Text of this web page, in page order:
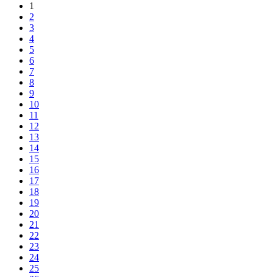
1
2
3
4
5
6
7
8
9
10
11
12
13
14
15
16
17
18
19
20
21
22
23
24
25